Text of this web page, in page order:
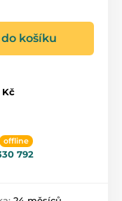
košíku
Kč
offline
792